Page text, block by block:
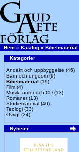
Hem » Katalog » Bibelmaterial
Kategorier
Andakt och uppbyggelse (46)
Barn och ungdom (9)
Bibelmaterial (19)
Film (4)
Musik, noter och CD (13)
Romaner(13)
Studiematerial (40)
Teologi (33)
Övrigt (24)
Nyheter